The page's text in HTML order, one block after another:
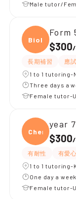
Male tutor/
Biolo
Form
$300/
長期補習 應
1 to 1 tutoring-
Three days a
Female tutor-
Chemi
year
$300/
有耐性 有愛心
1 to 1 tutoring-
One day a
Female tutor-